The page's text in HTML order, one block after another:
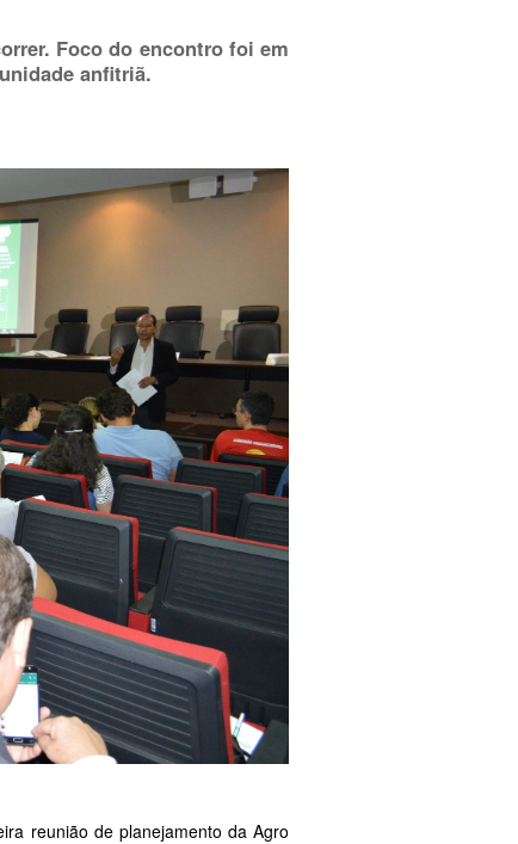
Foco do encontro foi em
anfitriã.
reunião de planejamento da Agro